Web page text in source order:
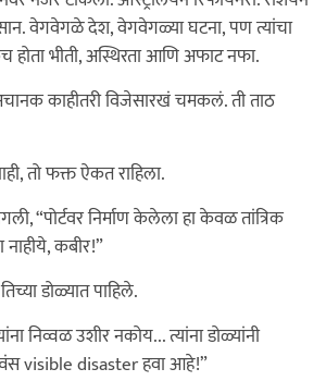
वेगवेगळे देश, वेगवेगळ्या घटना, पण त्यांचा
होता भीती, अस्थिरता आणि अफाट नफा.
काहीतरी विजेसारखं चमकलं. ती ताठ
तो फक्त ऐकत राहिला.
“पोर्टवर निर्माण केलेला हा केवळ तांत्रिक
नाहीये, कबीर!”
डोळ्यात पाहिले.
निव्वळ उशीर नकोय... त्यांना डोळ्यांनी
visible disaster हवा आहे!”